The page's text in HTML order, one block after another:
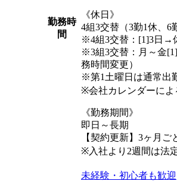
勤務時
間
《休日》
4組3交替（3勤1休、6
※4組3交替：[1]3日→
※3組3交替：月～金
務時間変更）
※第1土曜日は通常出
※会社カレンダーによ
《勤務期間》
即日～長期
【契約更新】3ヶ月ご
※入社より2週間は法
未経験・初心者も歓迎